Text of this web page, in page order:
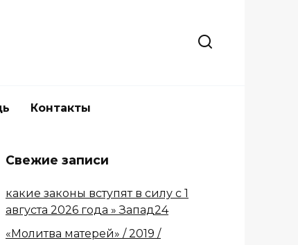
Контакты
Свежие записи
какие законы вступят в силу с 1
августа 2026 года » Запад24
«Молитва матерей» / 2019 /